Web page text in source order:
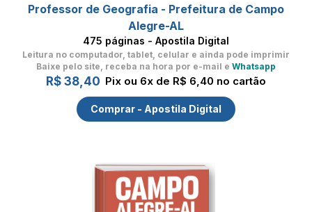
Professor de Geografia - Prefeitura de Campo
Alegre-AL
475 páginas - Apostila Digital
Leitura no computador, tablet, celular e ainda pode imprimir
Baixe pelo site, receba na hora por e-mail e Whatsapp
R$ 38,40 Pix ou 6x de R$ 6,40 no cartão
Comprar - Apostila Digital